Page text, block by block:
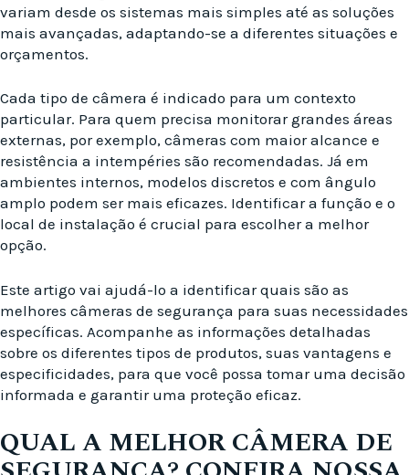
variam desde os sistemas mais simples até as soluções
mais avançadas, adaptando-se a diferentes situações e
orçamentos.
Cada tipo de câmera é indicado para um contexto
particular. Para quem precisa monitorar grandes áreas
externas, por exemplo, câmeras com maior alcance e
resistência a intempéries são recomendadas. Já em
ambientes internos, modelos discretos e com ângulo
amplo podem ser mais eficazes. Identificar a função e o
local de instalação é crucial para escolher a melhor
opção.
Este artigo vai ajudá-lo a identificar quais são as
melhores câmeras de segurança para suas necessidades
específicas. Acompanhe as informações detalhadas
sobre os diferentes tipos de produtos, suas vantagens e
especificidades, para que você possa tomar uma decisão
informada e garantir uma proteção eficaz.
QUAL A MELHOR CÂMERA DE